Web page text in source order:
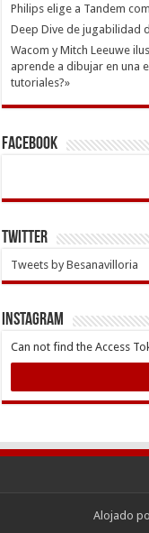
Philips elige a Tandem
Deep Dive de jugabilidad
Wacom y Mitch Leeuwe
aprende a dibujar en una
tutoriales?»
Facebook
Twitter
Tweets by Besanavilloria
INSTAGRAM
Can not find the Access
Alojado